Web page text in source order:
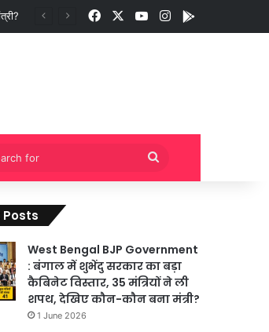
FacebookYouTubeInstagram
Search
for
West Bengal BJP Government
: बंगाल में शुभेंदु सरकार का बड़ा
कैबिनेट विस्तार, 35 मंत्रियों ने ली
शपथ, देखिए कौन-कौन बना मंत्री?
1 June 2026